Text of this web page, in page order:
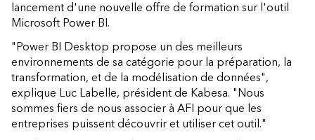
lancement d'une nouvelle offre de formation sur l'outil
Microsoft Power BI.
"Power BI Desktop propose un des meilleurs
environnements de sa catégorie pour la préparation, la
transformation, et de la modélisation de données",
explique Luc Labelle, président de Kabesa. "Nous
sommes fiers de nous associer à AFI pour que les
entreprises puissent découvrir et utiliser cet outil."